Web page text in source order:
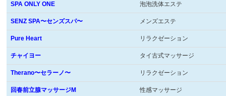
SPA ONLY ONE 泡泡洗体エステ
SENZ SPA〜センズスパ〜 メンズエステ
Pure Heart リラクゼーション
チャイヨー タイ古式マッサージ
Therano〜セラーノ〜 リラクゼーション
回春前立腺マッサージM 性感マッサージ